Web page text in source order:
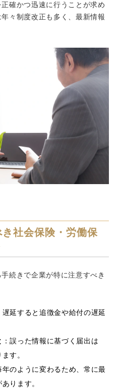
確かつ迅速に行うことが求め
々制度改正も多く、最新情報
社会保険・労働保
続きで企業が特に注意すべき
遅延すると追徴金や給付の遅延
：誤った情報に基づく届出は
す。
年のように変わるため、常に最
ります。